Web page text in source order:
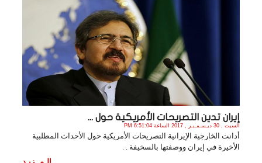
إيران تدين التصريحات الأمريكية حول ...
السبت , 30 ديـسـمـبـر , 2017 الساعة 6:51:04 PM
أدانت الخارجية الإيرانية التصريحات الأمريكية حول الأحداث المطلبية
الأخيرة في إيران ووصفتها بالسخيفة . .